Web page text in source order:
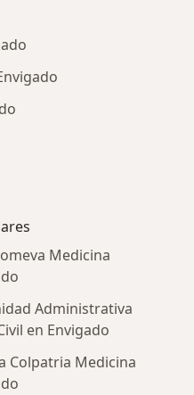
Medicina
Administrativa
en Envigado
Colpatria Medicina